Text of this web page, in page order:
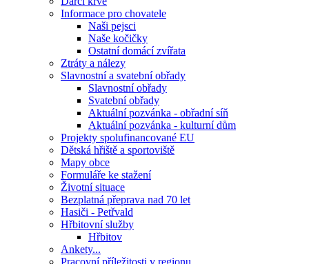
Informace pro chovatele
Naši pejsci
Naše kočičky
Ostatní domácí zvířata
Ztráty a nálezy
Slavnostní a svatební obřady
Slavnostní obřady
Svatební obřady
Aktuální pozvánka - obřadní síň
Aktuální pozvánka - kulturní dům
Projekty spolufinancované EU
Dětská hřiště a sportoviště
Mapy obce
Formuláře ke stažení
Životní situace
Bezplatná přeprava nad 70 let
Hasiči - Petřvald
Hřbitovní služby
Hřbitov
Ankety...
Pracovní příležitosti v regionu